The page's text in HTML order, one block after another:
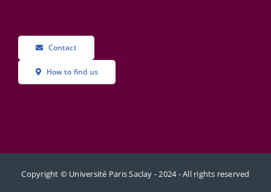
Contact
How to find us
Copyright © Université Paris Saclay - 2024 - All rights reserved